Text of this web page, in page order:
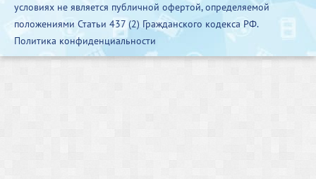
условиях не является публичной офертой, определяемой
положениями Статьи 437 (2) Гражданского кодекса РФ.
Политика конфиденциальности